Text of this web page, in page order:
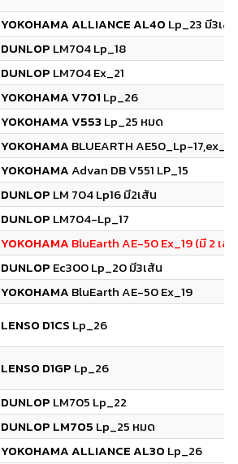
YOKOHAMA ALLIANCE AL40 Lp_23 มี3เส้น
DUNLOP LM704 Lp_18
DUNLOP LM704 Ex_21
YOKOHAMA V701 Lp_26
YOKOHAMA V553 Lp_25 หมด
YOKOHAMA BLUEARTH AE50_Lp-
YOKOHAMAAdvan DB V551 LP_15
DUNLOP LM 704 Lp16 มี2เส้น
DUNLOP LM704-Lp_17
YOKOHAMA BluEarth AE-50 Ex_19 (มี 2 เส้
DUNLOP Ec300 Lp_20 มี3เส้น
YOKOHAMA BluEarth AE-50 Ex_19
LENSO D1CS Lp_26
LENSO D1GP Lp_26
DUNLOP LM705 Lp_22
DUNLOP LM705 Lp_25 หมด
YOKOHAMA ALLIANCE AL30 Lp_26